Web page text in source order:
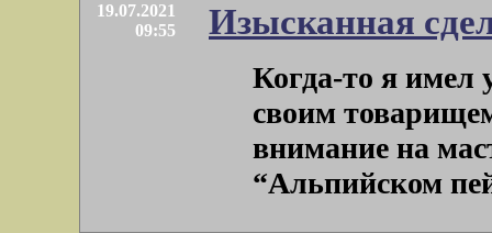
19.07.2021
09:55
Изысканная
Когда-то я имел
своим
внимание на
“Альпийском